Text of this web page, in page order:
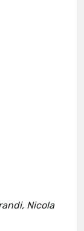
Nicola